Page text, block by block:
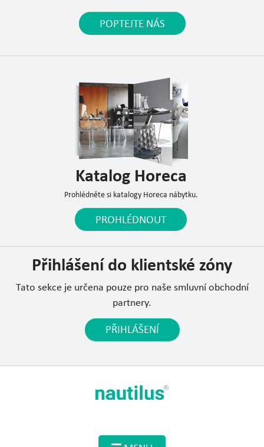
POPTEJTE NÁS
Katalog Horeca
Prohlédněte si katalogy Horeca nábytku.
PROHLÉDNOUT
Přihlášení do klientské zóny
Tato sekce je určena pouze pro naše smluvní obchodní
partnery.
PŘIHLÁŠENÍ